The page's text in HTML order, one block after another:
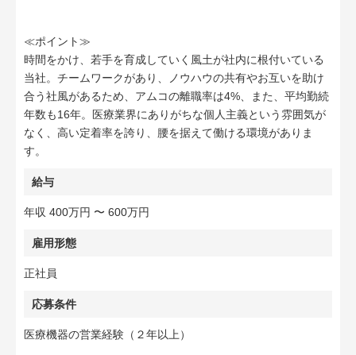
≪ポイント≫
時間をかけ、若手を育成していく風土が社内に根付いている
当社。チームワークがあり、ノウハウの共有やお互いを助け
合う社風があるため、アムコの離職率は4%、また、平均勤続
年数も16年。医療業界にありがちな個人主義という雰囲気が
なく、高い定着率を誇り、腰を据えて働ける環境がありま
す。
給与
年収 400万円 〜 600万円
雇用形態
正社員
応募条件
医療機器の営業経験（２年以上）